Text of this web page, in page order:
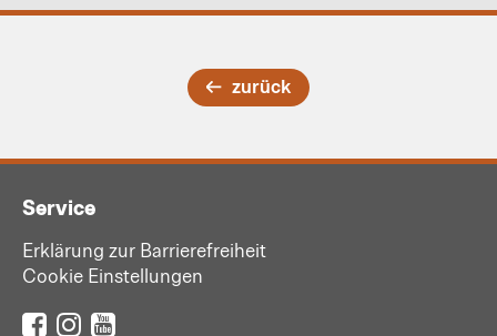
zurück
Service
Erklärung zur Barrierefreiheit
Cookie Einstellungen